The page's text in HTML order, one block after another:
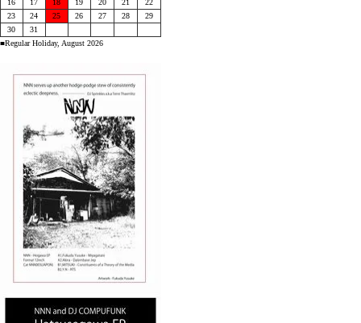
16
17 18 19 20 21
22
23
24 25 26 27 28
29
30
31
■Regular Holiday, August 2026